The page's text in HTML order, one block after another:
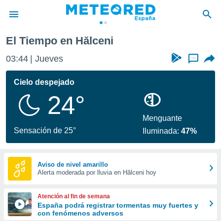
de
por
se
calidad.
a este
las
y
forma
digital
basada
El Tiempo en Hălceni
03:44 Jueves ...
Cielo despejado
24°
Sensación de 25°
Menguante
Iluminada:47%
Aviso de nivel amarillo
Alerta moderada por lluvia en Hălceni hoy
Atención al fin de semana
España podrá registrar tormentas muy fuertes y
con fenómenos adversos